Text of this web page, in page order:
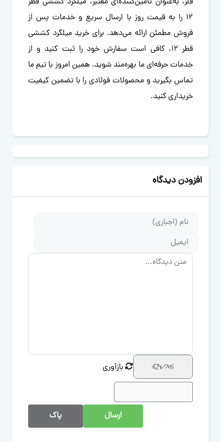
12 را به قیمت‌ روز با ارسال سریع و خدمات پس از
فروش مطمئن ارائه می‌دهد. برای خرید میلگرد کششی
قطر 12، کافی است سفارش خود را ثبت کنید و از
خدمات حرفه‌ای ما بهره‌مند شوید. همین امروز با تیم ما
تماس بگیرید و محصولات فولادی را با تضمین کیفیت
خریداری کنید.
افزودن دیدگاه
متن دیدگاه
بازآوری
ارسال پاک